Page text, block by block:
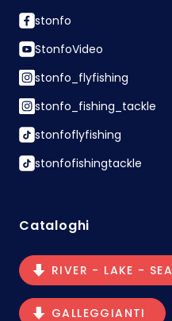
stonfo
StonfoVideo
stonfo_flyfishing
stonfo_fishing_tackle
stonfoflyfishing
stonfofishingtackle
Cataloghi
RIVER - LAKE - SEA
GALLEGGIANTI